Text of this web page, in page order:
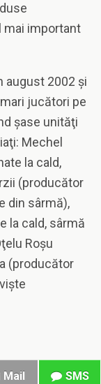
mai important
august 2002 şi
jucători pe
şase unităţi
Mechel
la cald,
(producător
din sârmă),
la cald, sârmă
Roşu
(producător
Mail SMS